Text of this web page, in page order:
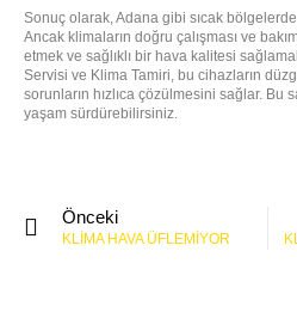
Sonuç olarak, Adana gibi sıcak bölgelerde,
Ancak klimaların doğru çalışması ve
etmek ve sağlıklı bir hava kalitesi
Servisi ve Klima Tamiri, bu cihazların
sorunların hızlıca çözülmesini sağlar. Bu
yaşam sürdürebilirsiniz.
Önceki
KLIMA HAVA ÜFLEMIYOR